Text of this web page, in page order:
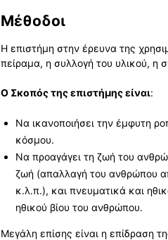
Μέθοδοι
Η επιστήμη στην έρευνα της
πείραμα, η συλλογή του υλικού, η
Ο Σκοπός της επιστήμης είναι:
Να ικανοποιήσει την έμφυτη
κόσμου.
Να προαγάγει τη ζωή του
ζωή (απαλλαγή του ανθρώπου
κ.λ.π.), και πνευματικά και
ηθικού βίου του ανθρώπου.
Μεγάλη επίσης είναι η επίδραση